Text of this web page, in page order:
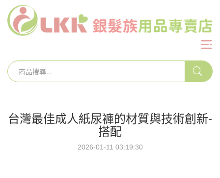
台灣最佳成人紙尿褲的材質與技術創新-
搭配
2026-01-11 03:19:30